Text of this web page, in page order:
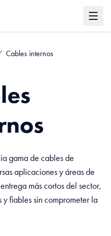
Cables internos
gama de cables de
aplicaciones y áreas de
más cortos del sector,
fiables sin comprometer la